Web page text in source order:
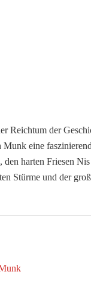
Reichtum der
eine
den harten Friesen
Stürme und der